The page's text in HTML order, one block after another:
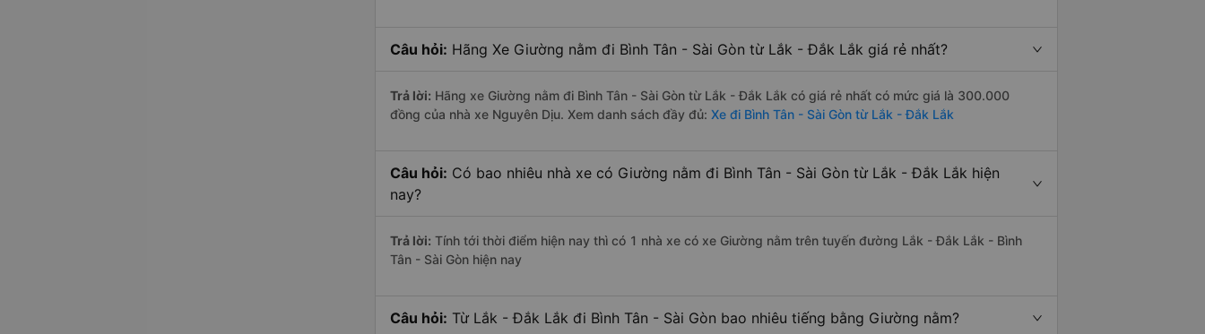
Câu hỏi: Hãng Xe Giường nằm đi Bình Tân - Sài Gòn từ Lắk - Đắk Lắk giá rẻ nhất?
Trả lời: Hãng xe Giường nằm đi Bình Tân - Sài Gòn từ Lắk - Đắk Lắk có giá rẻ nhất có mức giá là 300.000
đồng của nhà xe Nguyên Dịu. Xem danh sách đầy đủ: Xe đi Bình Tân - Sài Gòn từ Lắk - Đắk Lắk
Câu hỏi: Có bao nhiêu nhà xe có Giường nằm đi Bình Tân - Sài Gòn từ Lắk - Đắk Lắk hiện
nay?
Trả lời: Tính tới thời điểm hiện nay thì có 1 nhà xe có xe Giường nằm trên tuyến đường Lắk - Đắk Lắk - Bình
Tân - Sài Gòn hiện nay
Câu hỏi: Từ Lắk - Đắk Lắk đi Bình Tân - Sài Gòn bao nhiêu tiếng bằng Giường nằm?